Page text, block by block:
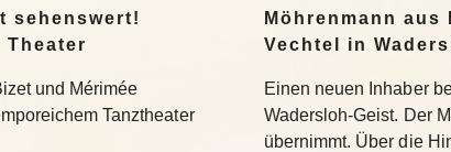
sehenswert!
Theater
und Mérimée
Tanztheater
Möhrenmann
Vechtel in
Einen neuen Inhaber
Wadersloh-Geist. Der
übernimmt. Über die